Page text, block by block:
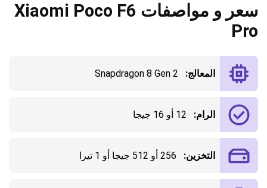
سعر و مواصفات Xiaomi Poco F6
Pro
المعالج: Snapdragon 8 Gen 2
الرام: 12 أو 16 جيجا
التخزين: 256 أو 512 جيجا أو 1 تيرا